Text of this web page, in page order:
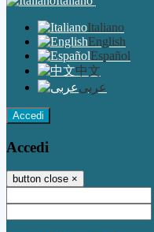
Italiano
English
Español
中文
عربى
Accedi
Accedi
button close ×